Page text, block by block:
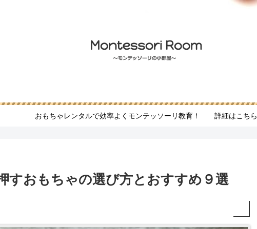
おもちゃレンタルで効率よくモンテッソーリ教育！ 詳細はこちら
すおもちゃの選び方とおすすめ９選